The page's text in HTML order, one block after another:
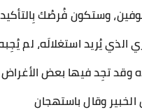
وستكون فُرصُك
يُريد استغلالَه، لم
وقد تجِد فيها بعض الأغراض
وقال باستهجان